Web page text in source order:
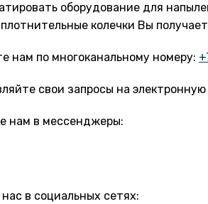
оборудование для
колечки Вы
нам по многоканальному номеру:
свои запросы на электронную
нам в мессенджеры:
в социальных сетях: